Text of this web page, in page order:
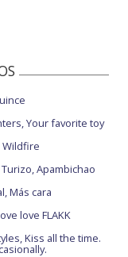
Your favorite toy
Wildfire
Apambichao
Más cara
love FLAKK
Kiss all the time.